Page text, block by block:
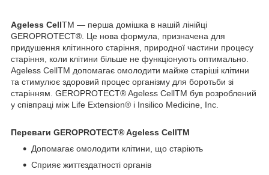
Ageless CellTM — перша домішка в нашій лінійці
GEROPROTECT®. Це нова формула, призначена для
придушення клітинного старіння, природної частини процесу
старіння, коли клітини більше не функціонують оптимально.
Ageless CellTM допомагає омолодити майже старіші клітини
та стимулює здоровий процес організму для боротьби зі
старінням. GEROPROTECT® Ageless CellTM був розроблений
у співпраці між Life Extension® і Insilico Medicine, Inc.
Переваги GEROPROTECT® Ageless CellTM
Допомагає омолодити клітини, що старіють
Сприяє життєздатності органів